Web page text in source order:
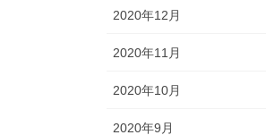
2020年12月
2020年11月
2020年10月
2020年9月